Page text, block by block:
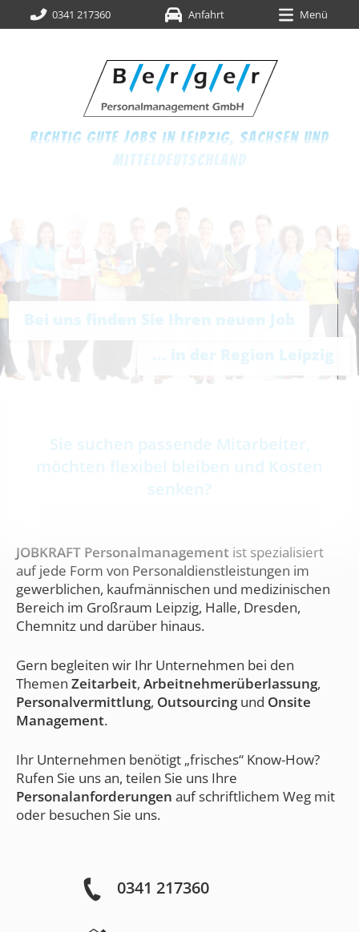
0341 217360 Anfahrt Menü
richtig gute jobs in leipzig, sachsen und
mitteldeutschland
... in der Region Leipzig
Bei uns finden Sie Ihren neuen Job
Sie suchen passende Mitarbeiter,
möchten flexibel bleiben und Kosten
senken?
JOBKRAFT Personalmanagement ist spezialisiert
auf jede Form von Personaldienstleistungen im
gewerblichen, kaufmännischen und medizinischen
Bereich im Großraum Leipzig, Halle, Dresden,
Chemnitz und darüber hinaus.
Gern begleiten wir Ihr Unternehmen bei den
Themen Zeitarbeit, Arbeitnehmerüberlassung,
Personalvermittlung, Outsourcingund Onsite
Management.
Ihr Unternehmen benötigt „frisches“ Know-How?
Rufen Sie uns an, teilen Sie uns Ihre
Personalanforderungen auf schriftlichem Weg mit
oder besuchen Sie uns.
0341 217360